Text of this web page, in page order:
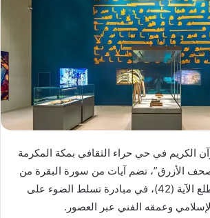
الكريم في حي حراء الثقافي بمكة المكرمة
الأزرق”، تضم آيات من سورة البقرة من
آخر الآية (37) إلى مطلع الآية (42)، في مبادرة تسلط الضوء على
وعمقه الفني عبر العصور.